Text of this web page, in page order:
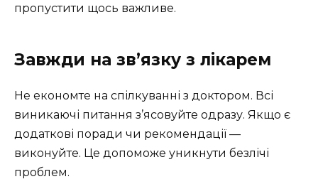
пропустити щось важливе.
Завжди на зв’язку з лікарем
Не економте на спілкуванні з доктором. Всі
виникаючі питання з’ясовуйте одразу. Якщо є
додаткові поради чи рекомендації —
виконуйте. Це допоможе уникнути безлічі
проблем.